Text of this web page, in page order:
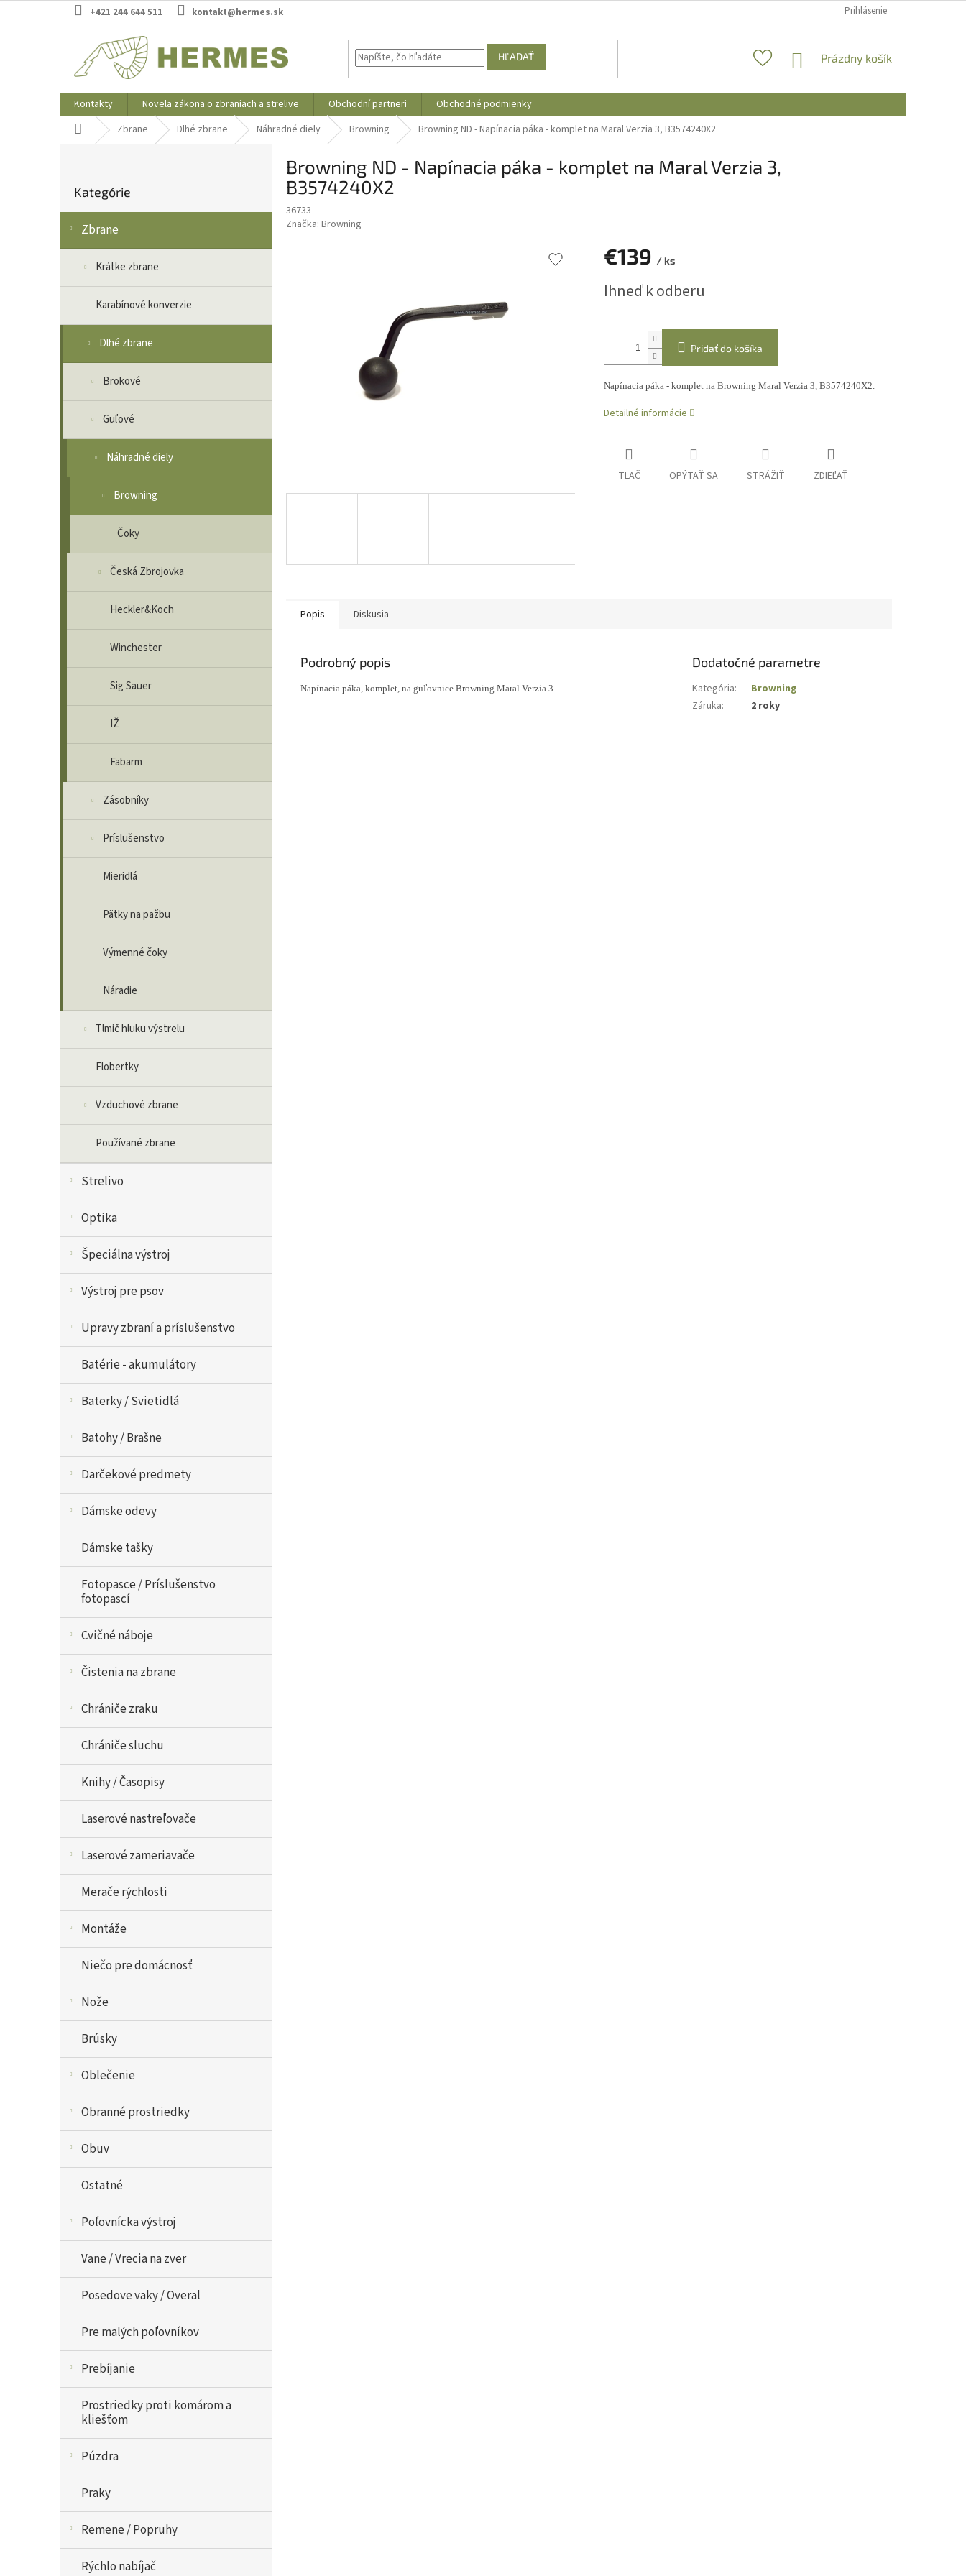
na
+421 244 644 511 kontakt@hermes.sk Prihlásenie
HĽADAŤ
NÁKUPNÝ
Prázdny košík
Kontakty Novela zákona o zbraniach a strelive Obchodní partneri
Obchodné podmienky
Domov Zbrane Dlhé zbrane Náhradné diely Browning Browning ND - Napínacia páka - komplet na Maral Verzia 3, B3574240X2
ý
a
kategórie
Kategórie
Zbrane
Krátke zbrane
Karabínové konverzie
Dlhé zbrane
Brokové
Guľové
Náhradné diely
Browning
Čoky
Česká Zbrojovka
Heckler&Koch
Winchester
Sig Sauer
IŽ
Fabarm
Zásobníky
Príslušenstvo
Mieridlá
Pätky na pažbu
Výmenné čoky
Náradie
Tlmič hluku výstrelu
Flobertky
Vzduchové zbrane
Používané zbrane
Strelivo
Optika
Špeciálna výstroj
Výstroj pre psov
Upravy zbraní a príslušenstvo
Batérie - akumulátory
Baterky / Svietidlá
Batohy / Brašne
Darčekové predmety
Dámske odevy
Dámske tašky
Fotopasce / Príslušenstvo
fotopascí
Cvičné náboje
Čistenia na zbrane
Chrániče zraku
Chrániče sluchu
Knihy / Časopisy
Laserové nastreľovače
Laserové zameriavače
Merače rýchlosti
Montáže
Niečo pre domácnosť
Nože
Brúsky
Oblečenie
Obranné prostriedky
Obuv
Ostatné
Poľovnícka výstroj
Vane / Vrecia na zver
Posedove vaky / Overal
Pre malých poľovníkov
Prebíjanie
Prostriedky proti komárom a
kliešťom
Púzdra
Praky
Remene / Popruhy
Rýchlo nabíjač
Browning ND - Napínacia páka - komplet na Maral Verzia 3,
B3574240X2
36733
Značka: Browning
€139 / ks
cena:
Ihneď k odberu
Pridať do košíka
Napínacia páka - komplet na Browning Maral Verzia 3, B3574240X2.
Detailné informácie
TLAČ OPÝTAŤ SA STRÁŽIŤ ZDIEĽAŤ
Popis Diskusia
Podrobný popis
Napínacia páka, komplet, na guľovnice Browning Maral Verzia 3.
Dodatočné parametre
Kategória:
Browning
Záruka: 2 roky